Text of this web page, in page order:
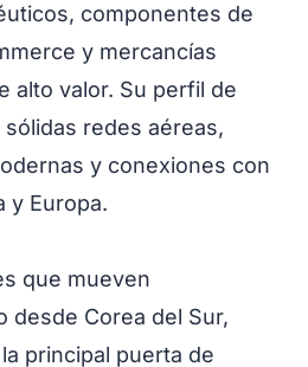
componentes de
y mercancías
alto valor. Su perfil de
redes aéreas,
y conexiones con
y Europa.
que mueven
desde Corea del Sur,
principal puerta de